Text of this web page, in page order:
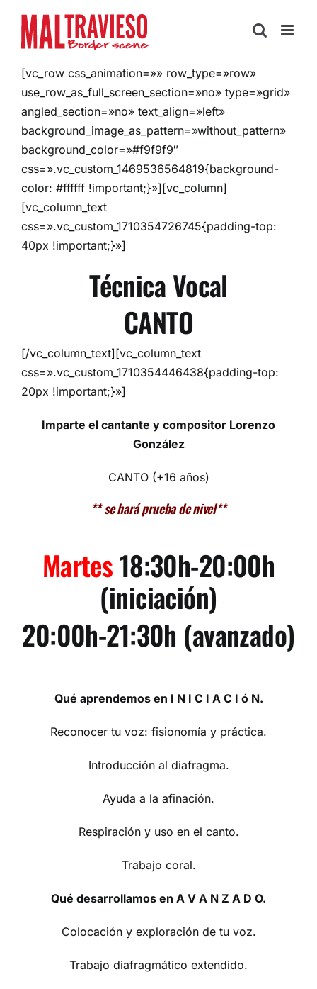
content
[vc_row css_animation=»» row_type=»row»
use_row_as_full_screen_section=»no» type=»grid»
angled_section=»no» text_align=»left»
background_image_as_pattern=»without_pattern»
background_color=»#f9f9f9″
css=».vc_custom_1469536564819{background-
color: #ffffff !important;}»][vc_column]
[vc_column_text
css=».vc_custom_1710354726745{padding-top:
40px !important;}»]
Técnica Vocal
CANTO
[/vc_column_text][vc_column_text
css=».vc_custom_1710354446438{padding-top:
20px !important;}»]
Imparte el cantante y compositor Lorenzo
González
CANTO (+16 años)
** se hará prueba de nivel**
Martes18:30h-20:00h
(iniciación)
20:00h-21:30h (avanzado)
Qué aprendemos en I N I C I A C I ó N.
Reconocer tu voz: fisionomía y práctica.
Introducción al diafragma.
Ayuda a la afinación.
Respiración y uso en el canto.
Trabajo coral.
Qué desarrollamos en A V A N Z A D O.
Colocación y exploración de tu voz.
Trabajo diafragmático extendido.